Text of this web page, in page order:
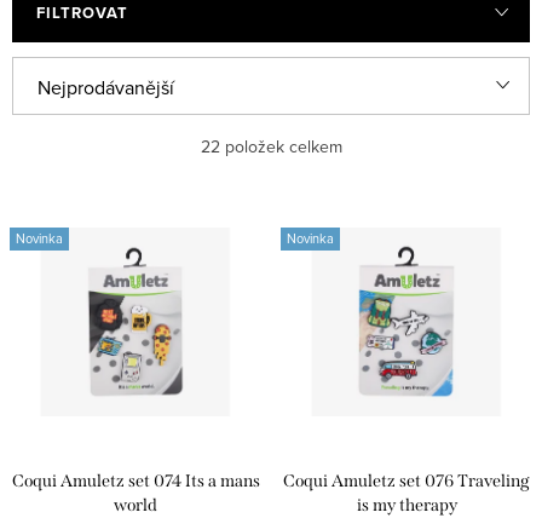
FILTROVAT
a
n
u
Nejprodávanější
22položek celkem
V
ý
o
Novinka
Coqui Amuletz set 074 Its a mans
world
Novinka
Coqui Amuletz set 076 Traveling
is my therapy